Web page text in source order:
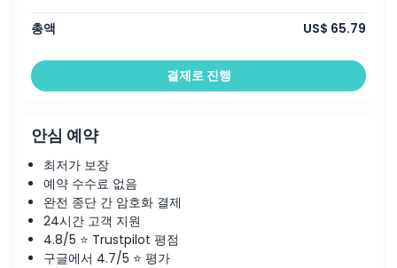
총액 US$ 65.79
결제로 진행
안심 예약
최저가 보장
예약 수수료 없음
완전 종단 간 암호화 결제
24시간 고객 지원
4.8/5 ⭐ Trustpilot 평점
구글에서 4.7/5 ⭐ 평가